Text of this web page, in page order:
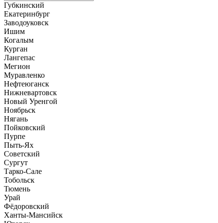
Губкинский
Екатеринбург
Заводоуковск
Ишим
Когалым
Курган
Лангепас
Мегион
Муравленко
Нефтеюганск
Нижневартовск
Новый Уренгой
Ноябрьск
Нягань
Пойковский
Пурпе
Пыть-Ях
Советский
Сургут
Тарко-Сале
Тобольск
Тюмень
Урай
Фёдоровский
Ханты-Мансийск